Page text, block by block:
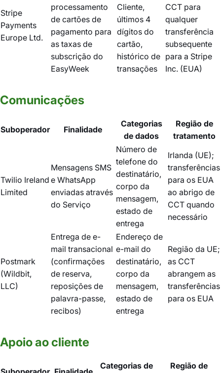
Stripe
Payments
Europe Ltd.
processamento
de cartões de
pagamento para
as taxas de
subscrição do
EasyWeek
Cliente,
últimos 4
dígitos do
cartão,
histórico de
transações
CCT para
qualquer
transferência
subsequente
para a Stripe
Inc. (EUA)
Comunicações
Suboperador Finalidade
Categorias
de dados
Região de
tratamento
Twilio Ireland
Limited
Mensagens SMS
e WhatsApp
enviadas através
do Serviço
Número de
telefone do
destinatário,
corpo da
mensagem,
estado de
entrega
Irlanda (UE);
transferências
para os EUA
ao abrigo de
CCT quando
necessário
Postmark
(Wildbit,
LLC)
Entrega de e-
mail transacional
(confirmações
de reserva,
reposições de
palavra-passe,
recibos)
Endereço de
e-mail do
destinatário,
corpo da
mensagem,
estado de
entrega
Região da UE;
as CCT
abrangem as
transferências
para os EUA
Apoio ao cliente
Categorias de Região de